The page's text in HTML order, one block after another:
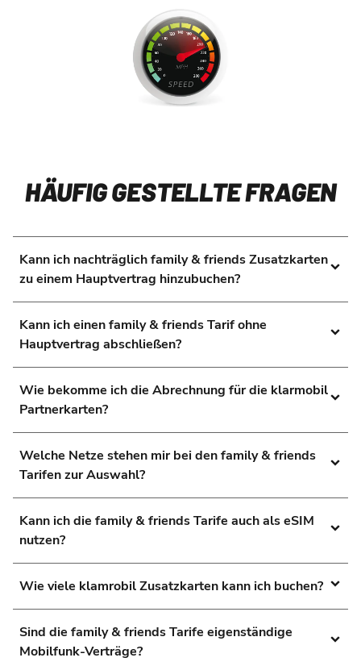
HÄUFIG GESTELLTE FRAGEN
Kann ich nachträglich family & friends Zusatzkarten
zu einem Hauptvertrag hinzubuchen?
Kann ich einen family & friends Tarif ohne
Hauptvertrag abschließen?
Wie bekomme ich die Abrechnung für die klarmobil
Partnerkarten?
Welche Netze stehen mir bei den family & friends
Tarifen zur Auswahl?
Kann ich die family & friends Tarife auch als eSIM
nutzen?
Wie viele klamrobil Zusatzkarten kann ich buchen?
Sind die family & friends Tarife eigenständige
Mobilfunk-Verträge?